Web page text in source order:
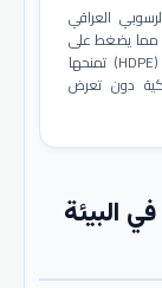
العراقي
مما يضغط على
شبكات الأنابيب المدفونة. مرونة أنابيب البولي إيثيلين (HDPE) تمنحها
دون تعرض
البيئة